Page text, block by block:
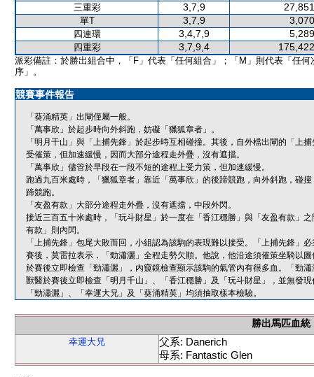
三重彩
3,7,9
單T 3,7,9
四連環 3,4,7,9
四重彩 3,7,9,4
派彩備註：於勝出組合中，「F」代表「任何組合」；「M」則代表「任何
序」。
競賽事件報告
「葵涌精英」出閘僅屬一般。
「萬事欣」於起步時向外斜跑，妨礙「獵狐章者」。
「明月千山」與「上捕先鋒」於起步時互相碰撞。其後，自外檔出閘的「上
受催策，但加速緩慢，因而大部分途程走外疊，沒有遮擋。
「萬事欣」儘管於早段在一段不短的途程上受力策，但加速緩慢。
跑過九百米處時，「獵狐章者」靠近「萬事欣」的後蹄競跑，向外斜跑，碰
蹄競跑。
「友盈有款」大部分途程走外疊，沒有遮擋，中段外閃。
接近三百五十米處時，「玩斗財星」於一度在「香江穩勝」與「友盈有款」
有款」則內閃。
「上捕先鋒」包尾大敗而回，小組認為該駒的表現難以接受。「上捕先鋒」
賽後，莫雷拉表示，「勁瀟灑」全程走勢欠順。他說，他沿途須催策坐騎以
於賽後立即檢查「勁瀟灑」，內窺鏡檢查顯示該駒的氣管內有很多血。「勁
獸醫於賽後立即檢查「明月千山」、「香江穩勝」及「玩斗財星」，並無發
「勁瀟灑」、「幸運大兄」及「葵涌精英」均須抽取樣本檢驗。
勝出馬匹血統
幸運大兄
父系: Danerich
母系: Fantastic Glen